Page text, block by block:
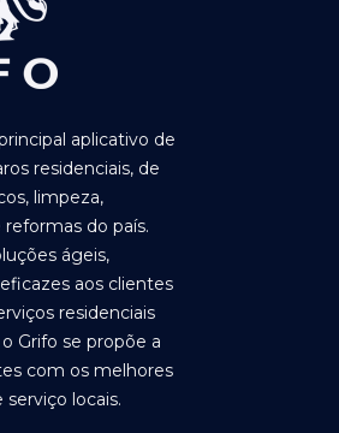
aplicativo de
residenciais, de
limpeza,
do país.
ágeis,
aos clientes
residenciais
Grifo se propõe a
com os melhores
locais.